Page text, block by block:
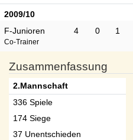
2009/10
F-Junioren
Co-Trainer
4 0 1
Zusammenfassung
2.Mannschaft
336 Spiele
174 Siege
37 Unentschieden